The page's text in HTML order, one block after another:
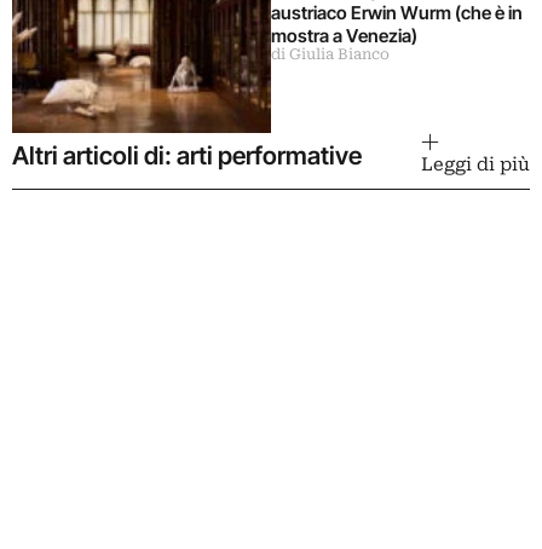
austriaco Erwin Wurm (che è in
mostra a Venezia)
di Giulia Bianco
Altri articoli di: arti performative Leggi di più